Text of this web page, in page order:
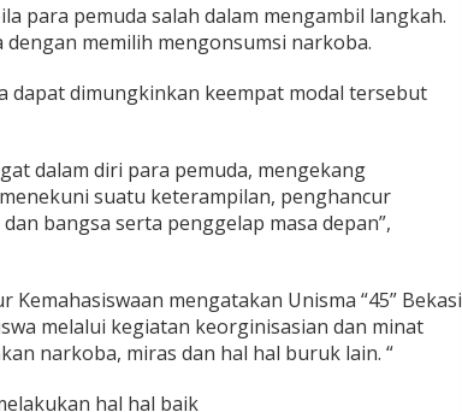
para pemuda salah dalam mengambil langkah.
memilih mengonsumsi narkoba.
dapat dimungkinkan keempat modal tersebut
dalam diri para pemuda, mengekang
suatu keterampilan, penghancur
bangsa serta penggelap masa depan”,
mengatakan Unisma “45” Bekasi
melalui kegiatan keorginisasian dan minat
narkoba, miras dan hal hal buruk lain. “
hal hal baik